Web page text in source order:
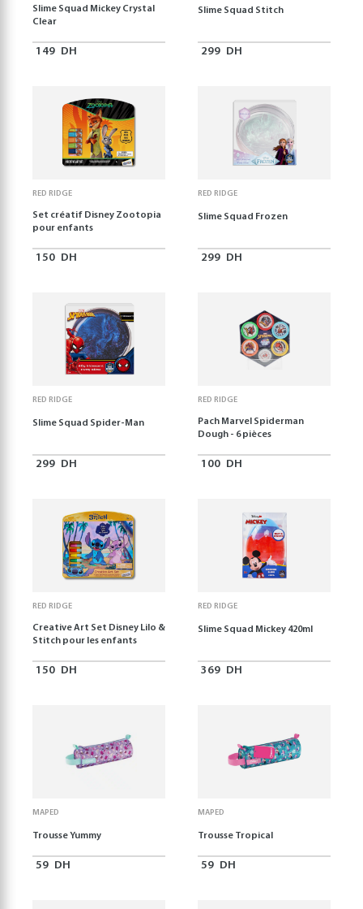
Slime Squad Mickey Crystal
Clear
149 DH
Slime Squad Stitch
299 DH
RED RIDGE
Set créatif Disney Zootopia
pour enfants
150 DH
RED RIDGE
Slime Squad Frozen
299 DH
RED RIDGE
Slime Squad Spider-Man
299 DH
RED RIDGE
Pach Marvel Spiderman
Dough - 6 pièces
100 DH
RED RIDGE
Creative Art Set Disney Lilo &
Stitch pour les enfants
150 DH
RED RIDGE
Slime Squad Mickey 420ml
369 DH
MAPED
Trousse Yummy
59 DH
MAPED
Trousse Tropical
59 DH